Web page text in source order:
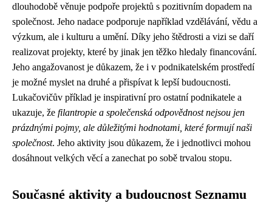
dlouhodobě věnuje podpoře projektů s pozitivním dopadem na
společnost. Jeho nadace podporuje například vzdělávání, vědu a
výzkum, ale i kulturu a umění. Díky jeho štědrosti a vizi se daří
realizovat projekty, které by jinak jen těžko hledaly financování.
Jeho angažovanost je důkazem, že i v podnikatelském prostředí
je možné myslet na druhé a přispívat k lepší budoucnosti.
Lukačovičův příklad je inspirativní pro ostatní podnikatele a
ukazuje, že filantropie a společenská odpovědnost nejsou jen
prázdnými pojmy, ale důležitými hodnotami, které formují naši
společnost. Jeho aktivity jsou důkazem, že i jednotlivci mohou
dosáhnout velkých věcí a zanechat po sobě trvalou stopu.
Současné aktivity a budoucnost Seznamu